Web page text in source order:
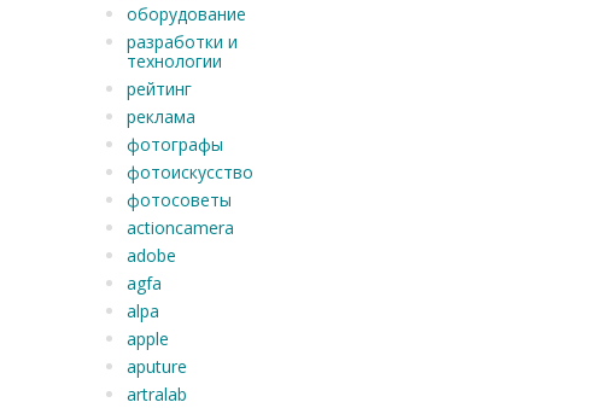
оборудование
разработки и
технологии
рейтинг
реклама
фотографы
фотоискусство
фотосоветы
actioncamera
adobe
agfa
alpa
apple
aputure
artralab